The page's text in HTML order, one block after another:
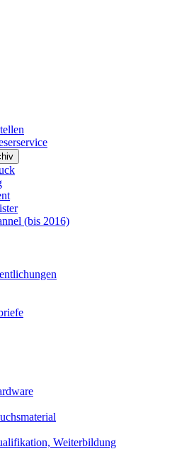
(bis 2016)
Weiterbildung